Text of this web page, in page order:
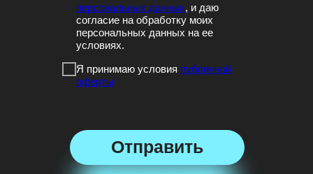
персональных данных, и даю
согласие на обработку моих
персональных данных на ее
условиях.
Я принимаю условия публичной
оферты
Отправить